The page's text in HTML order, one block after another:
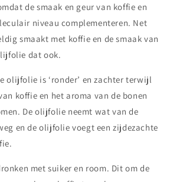
de smaak en geur van koffie en
niveau complementeren. Net
smaakt met koffie en de smaak van
dat ook.
olijfolie is ‘ronder’ en zachter terwijl
koffie en het aroma van de bonen
De olijfolie neemt wat van de
en de olijfolie voegt een zijdezachte
met suiker en room. Dit om de